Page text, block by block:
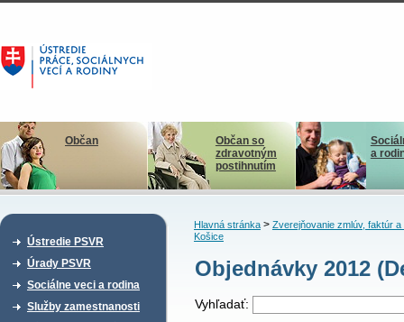
Občan
Občan so
zdravotným
postihnutím
a
Ústredie PSVR
Úrady PSVR
Sociálne veci a rodina
Služby zamestnanosti
Hlavná stránka> Zverejňovanie zmlúv, faktúr a
Košice
Objednávky 2012
Vyhľadať: